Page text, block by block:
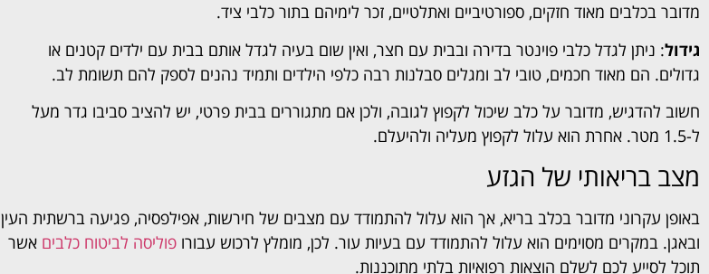
מדובר בכלבים מאוד חזקים, ספורטיביים ואתלטיים, זכר לימיהם בתור כלבי ציד.
גידול: ניתן לגדל כלבי פוינטר בדירה ובבית עם חצר, ואין שום בעיה לגדל אותם בבית עם ילדים קטנים או
גדולים. הם מאוד חכמים, טובי לב ומגלים סבלנות רבה כלפי הילדים ותמיד נהנים לספק להם תשומת לב.
חשוב להדגיש, מדובר על כלב שיכול לקפוץ לגובה, ולכן אם מתגוררים בבית פרטי, יש להציב סביבו גדר מעל
ל-1.5 מטר. אחרת הוא עלול לקפוץ מעליה ולהיעלם.
מצב בריאותי של הגזע
באופן עקרוני מדובר בכלב בריא, אך הוא עלול להתמודד עם מצבים של חירשות, אפילפסיה, פגיעה ברשתית העין
ובאגן. במקרים מסוימים הוא עלול להתמודד עם בעיות עור. לכן, מומלץ לרכוש עבורו פוליסה לביטוח כלבים אשר
תוכל לסייע לכם לשלם הוצאות רפואיות בלתי מתוכננות.